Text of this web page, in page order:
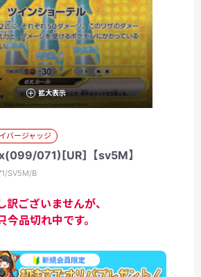
拡大表示
バージャッジ
071)[UR]【sv5M】
SV5M/B
訳ございませんが、
今品切れ中です。